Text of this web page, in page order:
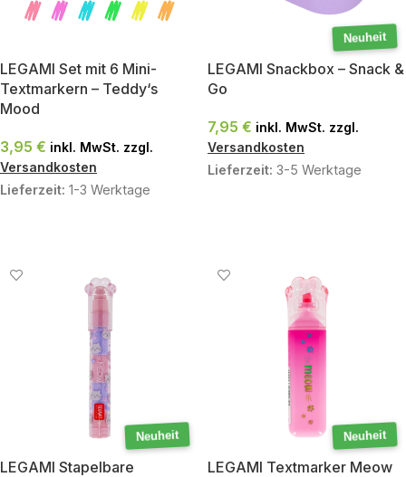
LEGAMI Set mit 6 Mini-
Textmarkern – Teddy‘s
Mood
3,95 € inkl. MwSt. zzgl.
Versandkosten
Lieferzeit: 1-3 Werktage
Neuheit
LEGAMI Snackbox – Snack &
Go
7,95 € inkl. MwSt. zzgl.
Versandkosten
Lieferzeit: 3-5 Werktage
Neuheit
LEGAMI Stapelbare
Neuheit
LEGAMI Textmarker Meow